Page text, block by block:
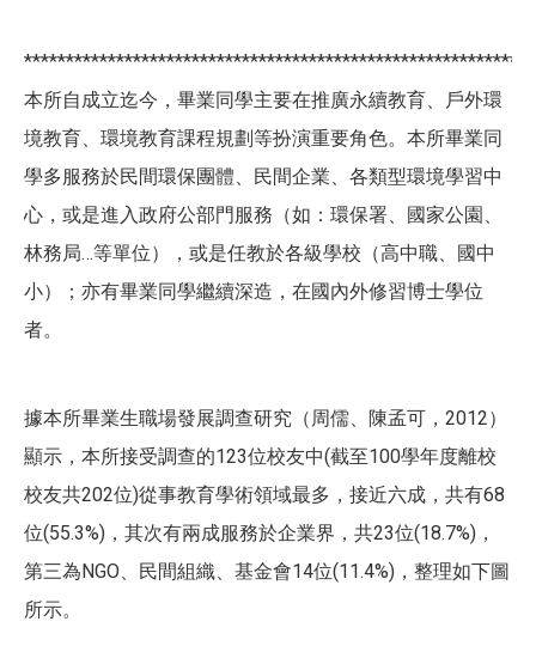
本所自成立迄今，畢業同學主要在推廣永續教育、戶外環
境教育、環境教育課程規劃等扮演重要角色。本所畢業同
學多服務於民間環保團體、民間企業、各類型環境學習中
心，或是進入政府公部門服務（如：環保署、國家公園、
林務局…等單位），或是任教於各級學校（高中職、國中
小）；亦有畢業同學繼續深造，在國內外修習博士學位
者。
據本所畢業生職場發展調查研究（周儒、陳孟可， 2012）
顯示，本所接受調查的123位校友中(截至100學年度離校
校友共202位)從事教育學術領域最多，接近六成，共有68
位(55.3%)，其次有兩成服務於企業界，共23位(18.7%)，
第三為NGO、民間組織、基金會14位(11.4%)，整理如下圖
所示。